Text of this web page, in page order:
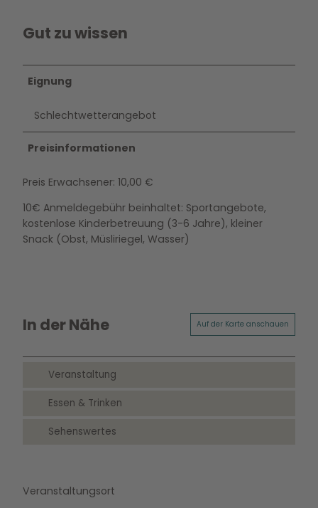
Gut zu wissen
Eignung
Schlechtwetterangebot
Preisinformationen
Preis Erwachsener: 10,00 €
10€ Anmeldegebühr beinhaltet: Sportangebote,
kostenlose Kinderbetreuung (3-6 Jahre), kleiner
Snack (Obst, Müsliriegel, Wasser)
In der Nähe Auf der Karte anschauen
Veranstaltung
Essen & Trinken
Sehenswertes
Veranstaltungsort